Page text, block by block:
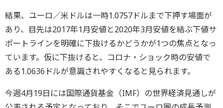
結果、ユーロ／米ドルは一時1.0757ドルまで下押す場面が
あり、目先は2017年1月安値と2020年3月安値を結ぶ下値サ
ポートラインを明確に下抜けるかどうかが1つの焦点となっ
ています。仮に下抜けると、コロナ・ショック時の安値で
ある1.0636ドルが意識されやすくなると見られます。
今週4月19日には国際通貨基金（IMF）の世界経済見通しが